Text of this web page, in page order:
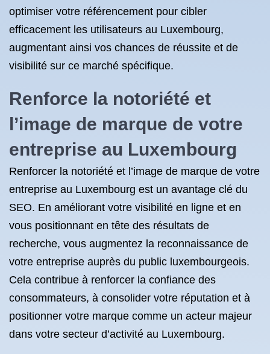
optimiser votre référencement pour cibler
efficacement les utilisateurs au Luxembourg,
augmentant ainsi vos chances de réussite et de
visibilité sur ce marché spécifique.
Renforce la notoriété et
l’image de marque de votre
entreprise au Luxembourg
Renforcer la notoriété et l’image de marque de votre
entreprise au Luxembourg est un avantage clé du
SEO. En améliorant votre visibilité en ligne et en
vous positionnant en tête des résultats de
recherche, vous augmentez la reconnaissance de
votre entreprise auprès du public luxembourgeois.
Cela contribue à renforcer la confiance des
consommateurs, à consolider votre réputation et à
positionner votre marque comme un acteur majeur
dans votre secteur d’activité au Luxembourg.